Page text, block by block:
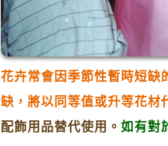
花卉常會因季節性暫時短缺
缺，將以同等值或升等花材
配飾用品替代使用。 如有對